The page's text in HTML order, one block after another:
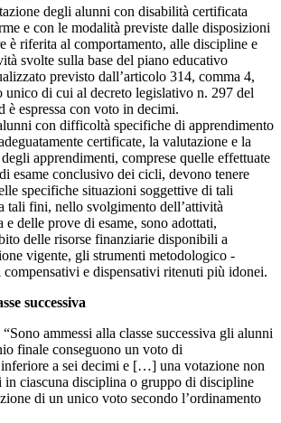
degli alunni con disabilità certificata
e con le modalità previste dalle disposizioni
è riferita al comportamento, alle discipline e
svolte sulla base del piano educativo
previsto dall’articolo 314, comma 4,
unico di cui al decreto legislativo n. 297 del
è espressa con voto in decimi.
con difficoltà specifiche di apprendimento
certificate, la valutazione e la
apprendimenti, comprese quelle effettuate
esame conclusivo dei cicli, devono tenere
specifiche situazioni soggettive di tali
tali fini, nello svolgimento dell’attività
e delle prove di esame, sono adottati,
delle risorse finanziarie disponibili a
vigente, gli strumenti metodologico -
e dispensativi ritenuti più idonei.
successiva
ammessi alla classe successiva gli alunni
finale conseguono un voto di
a sei decimi e […] una votazione non
in ciascuna disciplina o gruppo di discipline
di un unico voto secondo l’ordinamento